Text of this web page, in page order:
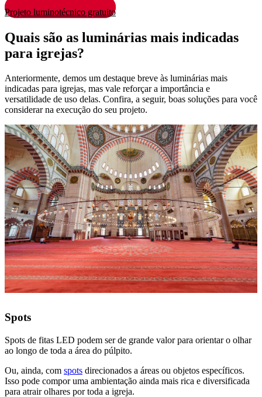
Projeto luminotécnico gratuito
Quais são as luminárias mais indicadas
para igrejas?
Anteriormente, demos um destaque breve às luminárias mais
indicadas para igrejas, mas vale reforçar a importância e
versatilidade de uso delas. Confira, a seguir, boas soluções para você
considerar na execução do seu projeto.
Spots
Spots de fitas LED podem ser de grande valor para orientar o olhar
ao longo de toda a área do púlpito.
Ou, ainda, com spots direcionados a áreas ou objetos específicos.
Isso pode compor uma ambientação ainda mais rica e diversificada
para atrair olhares por toda a igreja.